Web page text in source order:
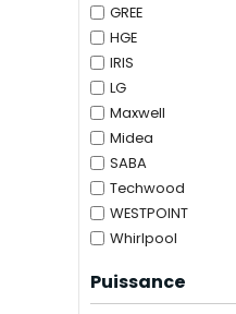
GREE
HGE
IRIS
LG
Maxwell
Midea
SABA
Techwood
WESTPOINT
Whirlpool
Puissance